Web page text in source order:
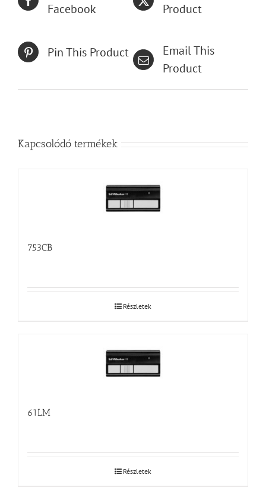
Facebook
Product
Pin This Product
Email This
Product
Kapcsolódó termékek
753CB
Részletek
61LM
Részletek